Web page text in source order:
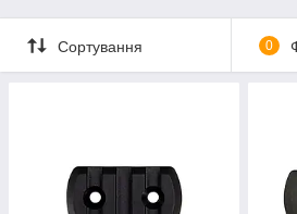
Сортування 0